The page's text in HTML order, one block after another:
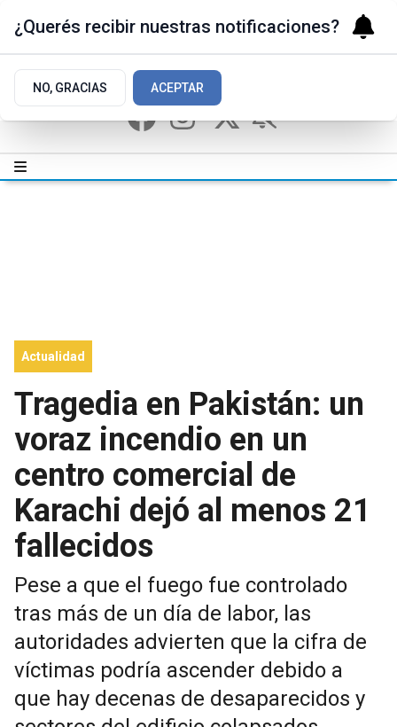
Actualidad
Tragedia en Pakistán: un
voraz incendio en un
centro comercial de
Karachi dejó al menos 21
fallecidos
Pese a que el fuego fue controlado
tras más de un día de labor, las
autoridades advierten que la cifra de
víctimas podría ascender debido a
que hay decenas de desaparecidos y
¿Querés recibir nuestras notificaciones?
NO, GRACIAS ACEPTAR